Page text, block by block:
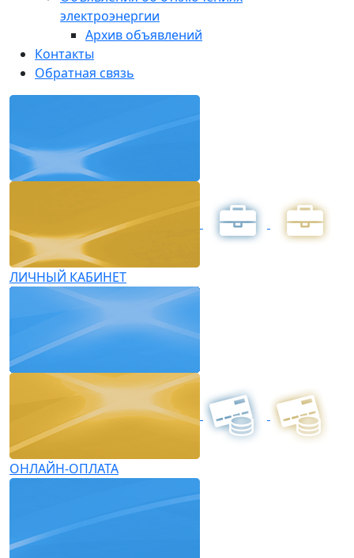
электроэнергии
Архив объявлений
Контакты
Обратная связь
ЛИЧНЫЙ КАБИНЕТ
ОНЛАЙН-ОПЛАТА